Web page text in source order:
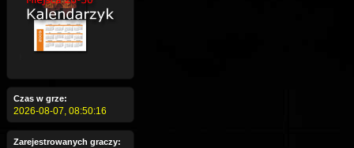
Czas w grze:
2026-08-07, 08:50:17
Zarejestrowanych graczy: